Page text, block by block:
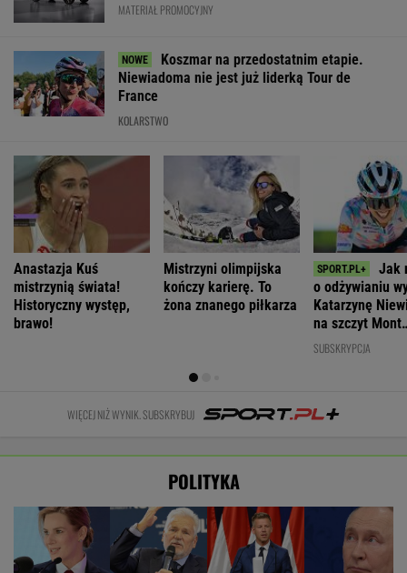
MATERIAŁ PROMOCYJNY
Koszmar na przedostatnim etapie.
Niewiadoma nie jest już liderką Tour de
France
KOLARSTWO
Anastazja Kuś
mistrzynią świata!
Historyczny występ,
brawo!
Mistrzyni olimpijska
kończy karierę. To
żona znanego piłkarza
Jak
o odżywianiu
Katarzynę
na szczyt Mont
Ventoux
SUBSKRYPCJA
WIĘCEJ NIŻ WYNIK. SUBSKRYBUJ
POLITYKA